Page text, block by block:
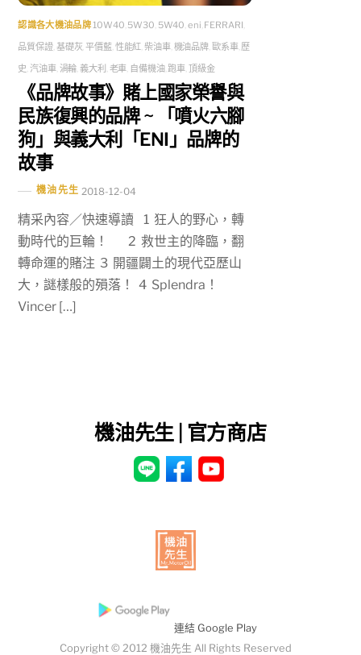
認識各大機油品牌10W40,5W30, 5W40,eni,FERRARI,
品質保證,基礎灰,平價藍,性能紅,柴油車,機油品牌, 歐系車, 歷
史, 汽油車, 渦輪, 義大利 ,老車, 自備機油,跑車,頂級金
《品牌故事》賭上國家榮譽與
民族復興的品牌 ~ 「噴火六腳
狗」與義大利「ENI」品牌的
故事
機油先生 2018-12-04
精采內容／快速導讀 1 狂人的野心，轉
動時代的巨輪！ 2 救世主的降臨，翻
轉命運的賭注 3 開疆闢土的現代亞歷山
大，謎樣般的殞落！ 4 Splendra！
Vincer […]
機油先生 | 官方商店
連結 Google Play
Copyright © 2012 機油先生 All Rights Reserved